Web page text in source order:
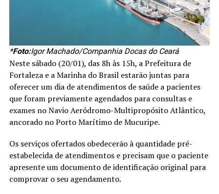
*Foto:Igor Machado/Companhia Docas do Ceará
Neste sábado (20/01), das 8h às 15h, a Prefeitura de
Fortaleza e a Marinha do Brasil estarão juntas para
oferecer um dia de atendimentos de saúde a pacientes
que foram previamente agendados para consultas e
exames no Navio Aeródromo-Multipropósito Atlântico,
ancorado no Porto Marítimo de Mucuripe.
Os serviços ofertados obedecerão à quantidade pré-
estabelecida de atendimentos e precisam que o paciente
apresente um documento de identificação original para
comprovar o seu agendamento.